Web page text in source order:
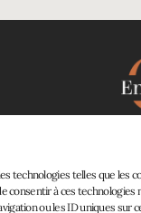
technologies telles que les
consentir à ces
ou les ID uniques sur
à la